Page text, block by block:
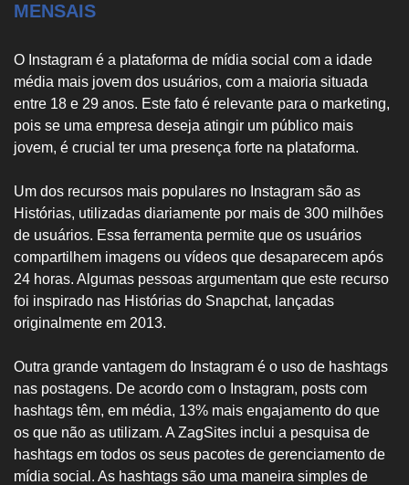
MENSAIS
O Instagram é a plataforma de mídia social com a idade
média mais jovem dos usuários, com a maioria situada
entre 18 e 29 anos. Este fato é relevante para o marketing,
pois se uma empresa deseja atingir um público mais
jovem, é crucial ter uma presença forte na plataforma.
Um dos recursos mais populares no Instagram são as
Histórias, utilizadas diariamente por mais de 300 milhões
de usuários. Essa ferramenta permite que os usuários
compartilhem imagens ou vídeos que desaparecem após
24 horas. Algumas pessoas argumentam que este recurso
foi inspirado nas Histórias do Snapchat, lançadas
originalmente em 2013.
Outra grande vantagem do Instagram é o uso de hashtags
nas postagens. De acordo com o Instagram, posts com
hashtags têm, em média, 13% mais engajamento do que
os que não as utilizam. A ZagSites inclui a pesquisa de
hashtags em todos os seus pacotes de gerenciamento de
mídia social. As hashtags são uma maneira simples de